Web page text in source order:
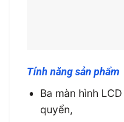
Tính năng sản phẩm
Ba màn hình
quyển,